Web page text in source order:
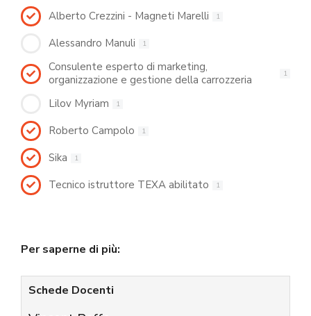
Alberto Crezzini - Magneti Marelli 1
Alessandro Manuli 1
Consulente esperto di marketing,
organizzazione e gestione della carrozzeria
1
Lilov Myriam 1
Roberto Campolo 1
Sika 1
Tecnico istruttore TEXA abilitato 1
Per saperne di più:
Schede Docenti